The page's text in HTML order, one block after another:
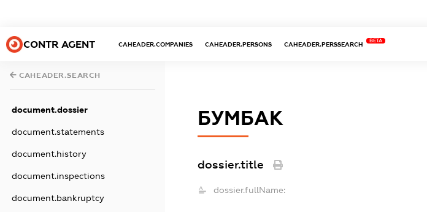
CONTR AGENT CAHEADER.COMPANIES CAHEADER.PERSONS CAHEADER.PERSSEARCH
BETA
CAHEADER.SEARCH
document.dossier
document.statements
document.history
document.inspections
document.bankruptcy
БУМБАК
dossier.title
dossier.fullName: